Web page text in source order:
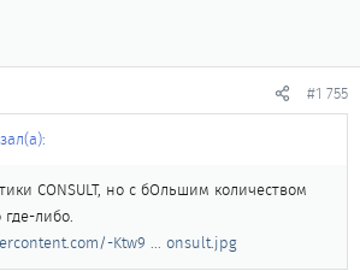
#1 755
CONSULT, но с бОльшим количеством
либо.
Ktw9 ... onsult.jpg